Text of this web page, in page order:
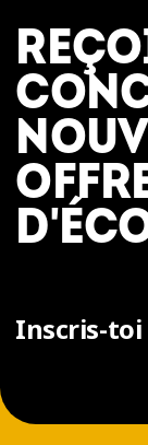
Inscris-toi